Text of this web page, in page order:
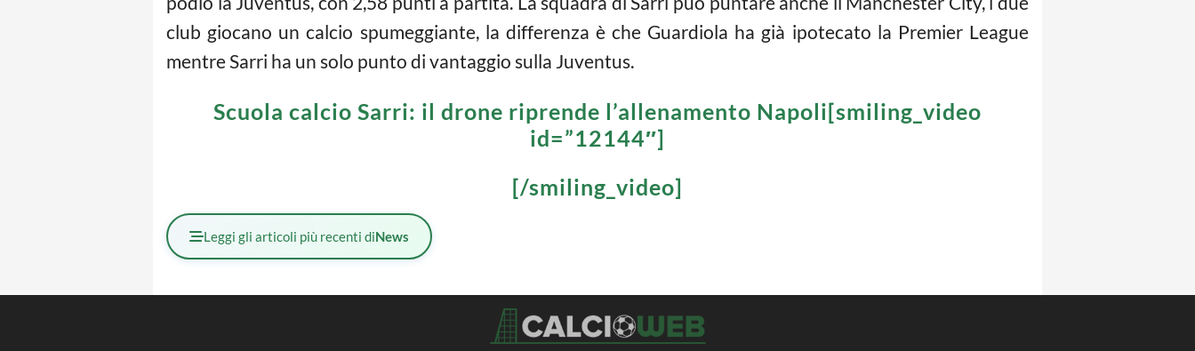
club giocano un calcio spumeggiante, la differenza è che Guardiola ha già ipotecato la Premier League
mentre Sarri ha un solo punto di vantaggio sulla Juventus.
Scuola calcio Sarri: il drone riprende l’allenamento Napoli[smiling_video
id=”12144″]
[/smiling_video]
Leggi gli articoli più recenti diNews